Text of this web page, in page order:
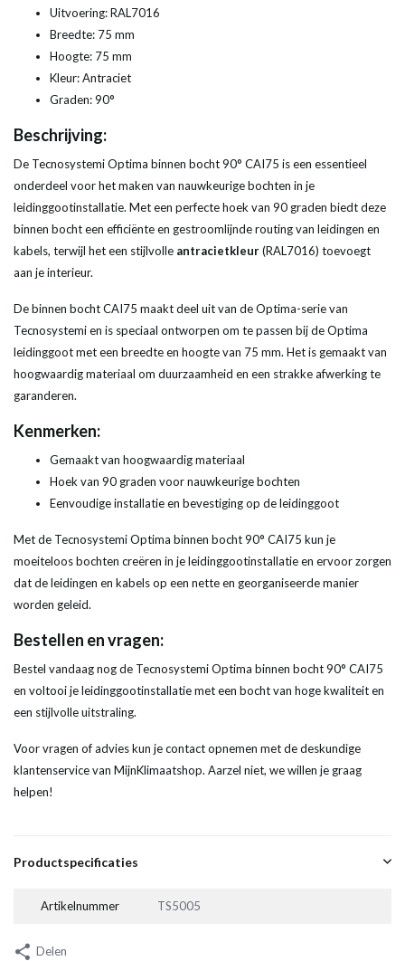
Uitvoering: RAL7016
Breedte: 75 mm
Hoogte: 75 mm
Kleur: Antraciet
Graden: 90°
Beschrijving:
De Tecnosystemi Optima binnen bocht 90° CAI75 is een essentieel
onderdeel voor het maken van nauwkeurige bochten in je
leidinggootinstallatie. Met een perfecte hoek van 90 graden biedt deze
binnen bocht een efficiënte en gestroomlijnde routing van leidingen en
kabels, terwijl het een stijlvolle antracietkleur(RAL7016) toevoegt
aan je interieur.
De binnen bocht CAI75 maakt deel uit van de Optima-serie van
Tecnosystemi en is speciaal ontworpen om te passen bij de Optima
leidinggoot met een breedte en hoogte van 75 mm. Het is gemaakt van
hoogwaardig materiaal om duurzaamheid en een strakke afwerking te
garanderen.
Kenmerken:
Gemaakt van hoogwaardig materiaal
Hoek van 90 graden voor nauwkeurige bochten
Eenvoudige installatie en bevestiging op de leidinggoot
Met de Tecnosystemi Optima binnen bocht 90° CAI75 kun je
moeiteloos bochten creëren in je leidinggootinstallatie en ervoor zorgen
dat de leidingen en kabels op een nette en georganiseerde manier
worden geleid.
Bestellen en vragen:
Bestel vandaag nog de Tecnosystemi Optima binnen bocht 90° CAI75
en voltooi je leidinggootinstallatie met een bocht van hoge kwaliteit en
een stijlvolle uitstraling.
Voor vragen of advies kun je contact opnemen met de deskundige
klantenservice van MijnKlimaatshop. Aarzel niet, we willen je graag
helpen!
Productspecificaties
Artikelnummer TS5005
Delen